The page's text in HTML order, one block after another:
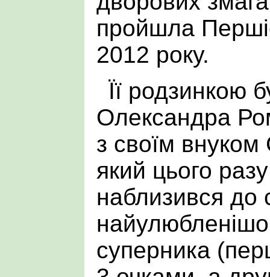
пройшла
2012 року.
Її родзинкою
Олександра
з своїм
який цього
наблизився до
суперника